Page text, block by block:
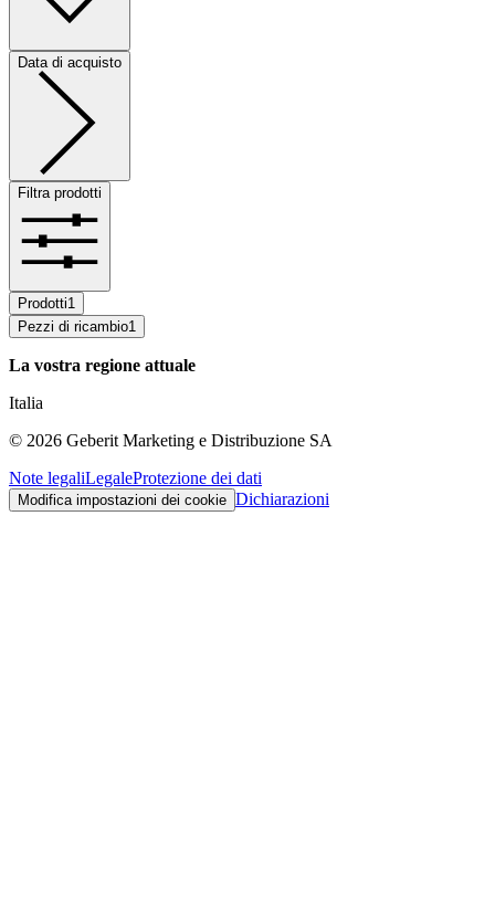
Data di acquisto
Filtra prodotti
Prodotti1
Pezzi di ricambio1
La vostra regione attuale
Italia
© 2026 Geberit Marketing e Distribuzione SA
Note legaliLegaleProtezione dei dati
Modifica impostazioni dei cookie Dichiarazioni